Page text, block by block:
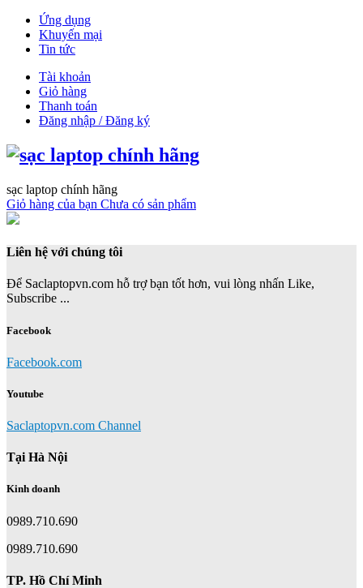
Ứng dụng
Khuyến mại
Tin tức
Tài khoản
Giỏ hàng
Thanh toán
Đăng nhập / Đăng ký
sạc laptop chính hãng
Giỏ hàng của bạn Chưa có sản phẩm
Liên hệ với chúng tôi
Để Saclaptopvn.com hỗ trợ bạn tốt hơn, vui lòng nhấn Like,
Subscribe ...
Facebook
Facebook.com
Youtube
Saclaptopvn.com Channel
Tại Hà Nội
Kinh doanh
0989.710.690
0989.710.690
TP. Hồ Chí Minh